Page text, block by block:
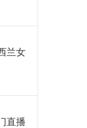
兰女
直播